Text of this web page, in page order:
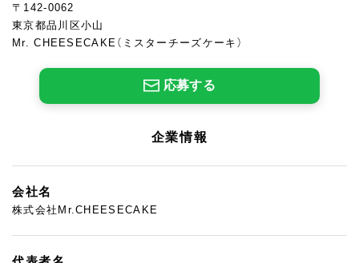
〒142-0062
東京都品川区小山
Mr. CHEESECAKE（ミスターチーズケーキ）
応募する
企業情報
会社名
株式会社Mr.CHEESECAKE